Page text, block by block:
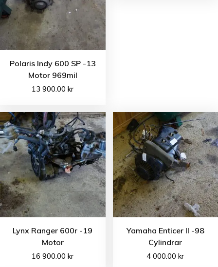
Polaris Indy 600 SP -13
Motor 969mil
13 900.00kr
Lynx Ranger 600r -19
Motor
16 900.00kr
Yamaha Enticer II -98
Cylindrar
4 000.00kr